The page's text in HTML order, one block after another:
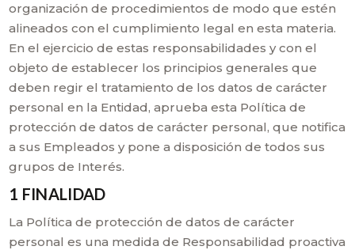
organización de procedimientos de modo que estén
alineados con el cumplimiento legal en esta materia.
En el ejercicio de estas responsabilidades y con el
objeto de establecer los principios generales que
deben regir el tratamiento de los datos de carácter
personal en la Entidad, aprueba esta Política de
protección de datos de carácter personal, que notifica
a sus Empleados y pone a disposición de todos sus
grupos de Interés.
1 FINALIDAD
La Política de protección de datos de carácter
personal es una medida de Responsabilidad proactiva